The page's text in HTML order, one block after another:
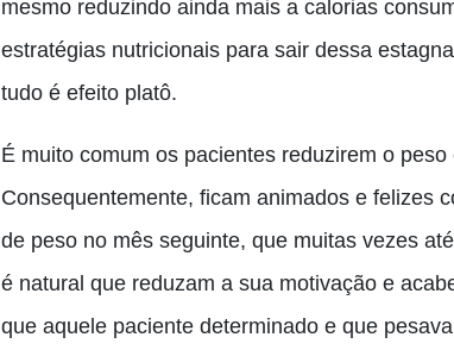
mesmo reduzindo ainda mais a calorias
estratégias nutricionais para sair dessa
tudo é efeito platô.
É muito comum os pacientes reduzirem o
Consequentemente, ficam animados e felizes
de peso no mês seguinte, que muitas vezes
é natural que reduzam a sua motivação e acab
que aquele paciente determinado e que